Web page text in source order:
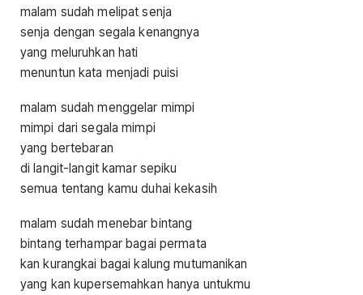
malam sudah melipat senja
senja dengan segala kenangnya
yang meluruhkan hati
menuntun kata menjadi puisi
malam sudah menggelar mimpi
mimpi dari segala mimpi
yang bertebaran
di langit-langit kamar sepiku
semua tentang kamu duhai kekasih
malam sudah menebar bintang
bintang terhampar bagai permata
kan kurangkai bagai kalung mutumanikan
yang kan kupersemahkan hanya untukmu